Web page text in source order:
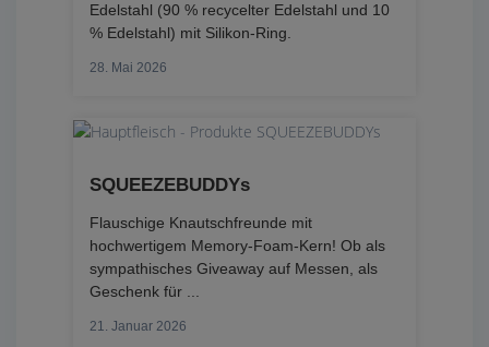
Edelstahl (90 % recycelter Edelstahl und 10
% Edelstahl) mit Silikon-Ring.
28. Mai 2026
SQUEEZEBUDDYs
Flauschige Knautschfreunde mit
hochwertigem Memory-Foam-Kern! Ob als
sympathisches Giveaway auf Messen, als
Geschenk für ...
21. Januar 2026